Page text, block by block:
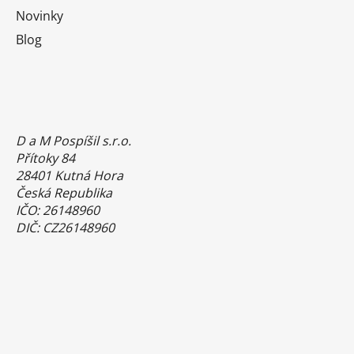
Novinky
Blog
D a M Pospíšil s.r.o.
Přítoky 84
28401 Kutná Hora
Česká Republika
IČO: 26148960
DIČ: CZ26148960